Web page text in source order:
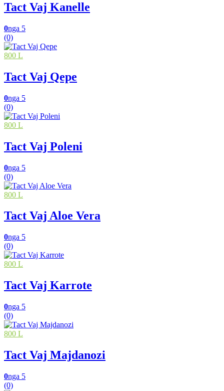
Tact Vaj Kanelle
0nga 5
(0)
800 L
Tact Vaj Qepe
0nga 5
(0)
800 L
Tact Vaj Poleni
0nga 5
(0)
800 L
Tact Vaj Aloe Vera
0nga 5
(0)
800 L
Tact Vaj Karrote
0nga 5
(0)
800 L
Tact Vaj Majdanozi
0nga 5
(0)